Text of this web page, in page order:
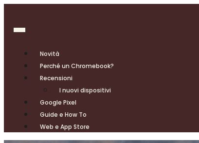
Novità
Perché un Chromebook?
Recensioni
I nuovi dispositivi
Google Pixel
Guide e How To
Web e App Store